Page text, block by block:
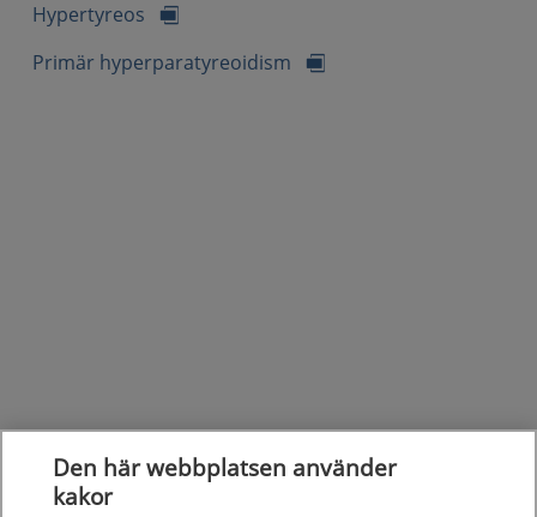
Hypertyreos
Primär hyperparatyreoidism
Den här webbplatsen använder
kakor